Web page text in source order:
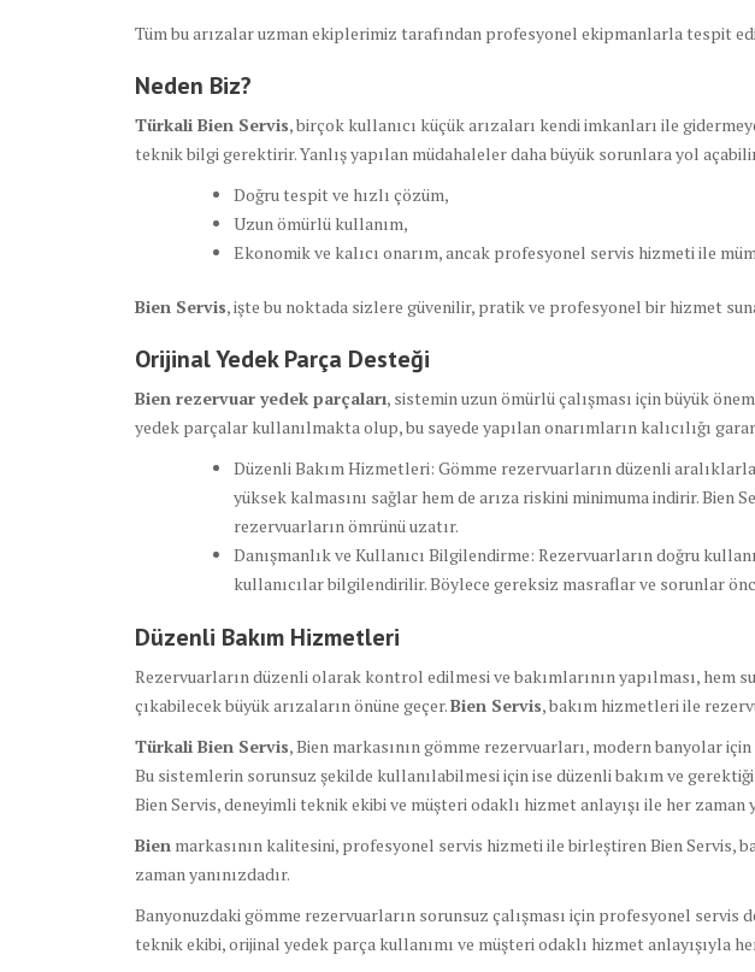
Tüm bu arızalar uzman ekiplerimiz tarafından profesyonel ekipmanlarla tespit
Neden Biz?
Türkali Bien Servis, birçok kullanıcı küçük arızaları kendi imkanları ile
teknik bilgi gerektirir. Yanlış yapılan müdahaleler daha büyük sorunlara yol
Doğru tespit ve hızlı çözüm,
Uzun ömürlü kullanım,
Ekonomik ve kalıcı onarım, ancak profesyonel servis hizmeti ile
Bien Servis, işte bu noktada sizlere güvenilir, pratik ve profesyonel bir hizmet
Orijinal Yedek Parça Desteği
Bien rezervuar yedek parçaları, sistemin uzun ömürlü çalışması için büyük
yedek parçalar kullanılmakta olup, bu sayede yapılan onarımların kalıcılığı
Düzenli Bakım Hizmetleri: Gömme rezervuarların düzenli
yüksek kalmasını sağlar hem de arıza riskini minimuma indirir. Bien
rezervuarların ömrünü uzatır.
Danışmanlık ve Kullanıcı Bilgilendirme: Rezervuarların doğru
kullanıcılar bilgilendirilir. Böylece gereksiz masraflar ve sorunlar
Düzenli Bakım Hizmetleri
Rezervuarların düzenli olarak kontrol edilmesi ve bakımlarının yapılması, hem
çıkabilecek büyük arızaların önüne geçer.Bien Servis, bakım hizmetleri ile
Türkali Bien Servis, Bien markasının gömme rezervuarları, modern banyolar
Bu sistemlerin sorunsuz şekilde kullanılabilmesi için ise düzenli bakım ve
Bien Servis, deneyimli teknik ekibi ve müşteri odaklı hizmet anlayışı ile her zaman
Bien markasının kalitesini, profesyonel servis hizmeti ile birleştiren Bien Servis,
zaman yanınızdadır.
Banyonuzdaki gömme rezervuarların sorunsuz çalışması için profesyonel servis
teknik ekibi, orijinal yedek parça kullanımı ve müşteri odaklı hizmet anlayışıyla